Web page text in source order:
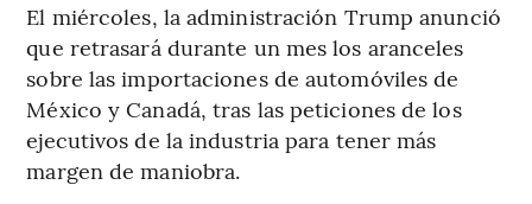
El miércoles, la administración Trump anunció
que retrasará durante un mes los aranceles
sobre las importaciones de automóviles de
México y Canadá, tras las peticiones de los
ejecutivos de la industria para tener más
margen de maniobra.